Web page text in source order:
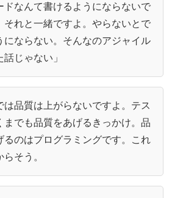
ドなんて書けるようにならないで
れと一緒ですよ。やらないとで
にならない。そんなのアジャイル
話じゃない」
は品質は上がらないですよ。テス
までも品質をあげるきっかけ。品
るのはプログラミングです。これ
そう。